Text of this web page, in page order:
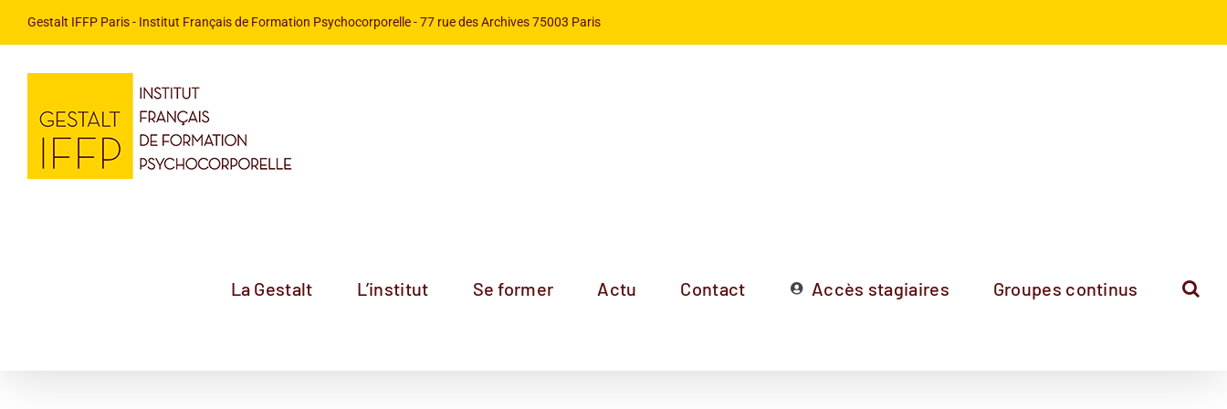
Gestalt IFFP Paris- Institut Français de Formation Psychocorporelle -77 rue des Archives 75003 Paris
La Gestalt L’institut Se former Actu Contact Accès stagiaires Groupes continus